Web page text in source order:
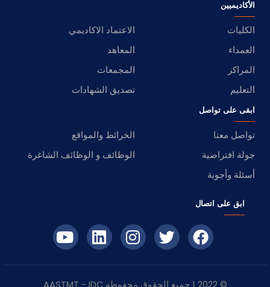
الأكاديميين
الكليات
الاعتماد الاكاديمي
العمداء
المعاهد
المراكز
المجمعات
التعليم
تصديق الشهادات
ابقى على تواصل
تواصل معنا
الخرائط والمواقع
جولة افتراضية
الوظائف و الوظائف الشاغرة
أسئلة وأجوبة
ابق على اتصال
© 2022 | جميع الحقوق محفوظه IDC
- AASTMT